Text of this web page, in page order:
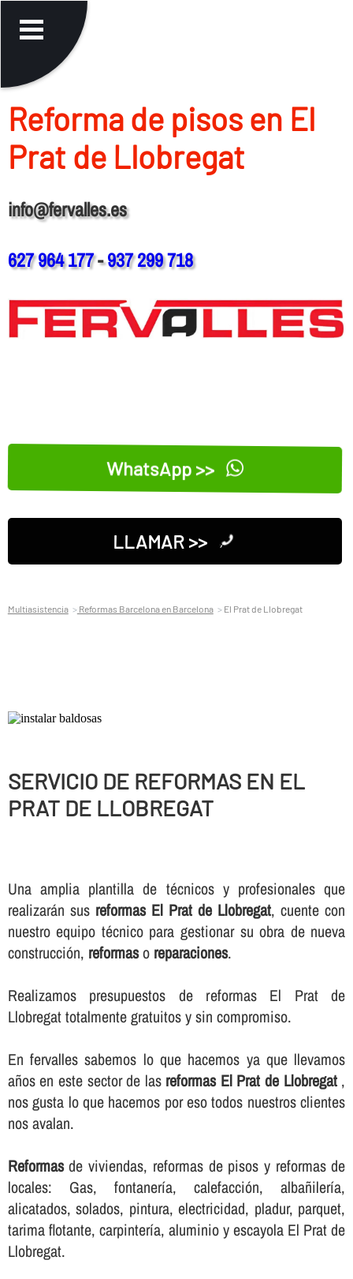
Reforma de pisos en El
Prat de Llobregat
info@fervalles.es
627 964 177-937 299 718
WhatsApp >>
LLAMAR >>
Multiasistencia Reformas Barcelona en Barcelona El Prat de Llobregat
SERVICIO DE REFORMAS EN EL
PRAT DE LLOBREGAT
Una amplia plantilla de técnicos y profesionales que
realizarán sus reformas El Prat de Llobregat, cuente con
nuestro equipo técnico para gestionar su obra de nueva
construcción, reformaso reparaciones.
Realizamos presupuestos de reformas El Prat de
Llobregat totalmente gratuitos y sin compromiso.
En fervalles sabemos lo que hacemos ya que llevamos
años en este sector de las reformas El Prat de Llobregat,
nos gusta lo que hacemos por eso todos nuestros clientes
nos avalan.
Reformasde viviendas, reformas de pisos y reformas de
locales: Gas, fontanerí­a, calefacción, albañilerí­a,
alicatados, solados, pintura, electricidad, pladur, parquet,
tarima flotante, carpinterí­a, aluminio y escayola El Prat de
Llobregat.